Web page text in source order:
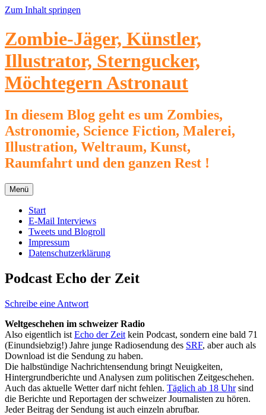
Zum Inhalt springen
Zombie-Jäger, Künstler,
Illustrator, Sterngucker,
Möchtegern Astronaut
In diesem Blog geht es um Zombies,
Astronomie, Science Fiction, Malerei,
Illustration, Weltraum, Kunst,
Raumfahrt und den ganzen Rest !
Menü
Start
E-Mail Interviews
Tweets und Blogroll
Impressum
Datenschutzerklärung
Podcast Echo der Zeit
Schreibe eine Antwort
Weltgeschehen im schweizer Radio
Also eigentlich ist Echo der Zeit kein Podcast, sondern eine bald 71
(Einundsiebzig!) Jahre junge Radiosendung des SRF, aber auch als
Download ist die Sendung zu haben.
Die halbstündige Nachrichtensendung bringt Neuigkeiten,
Hintergrundberichte und Analysen zum politischen Zeitgeschehen.
Auch das aktuelle Wetter darf nicht fehlen. Täglich ab 18 Uhrsind
die Berichte und Reportagen der schweizer Journalisten zu hören.
Jeder Beitrag der Sendung ist auch einzeln abrufbar.